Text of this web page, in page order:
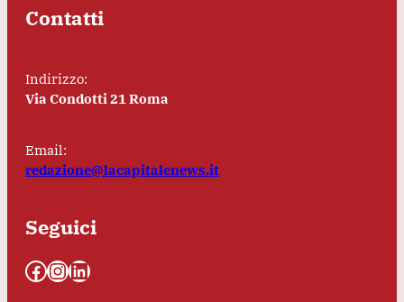
Contatti
Indirizzo:
Via Condotti 21 Roma
Email:
redazione@lacapitalenews.it
Seguici
Facebook InstagramLinkedIn